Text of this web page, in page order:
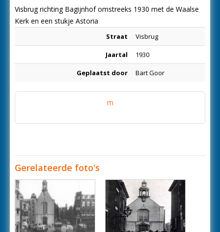
Visbrug richting Bagijnhof omstreeks 1930 met de Waalse
Kerk en een stukje Astoria
Straat Visbrug
Jaartal 1930
Geplaatst door Bart Goor
m
Gerelateerde foto's